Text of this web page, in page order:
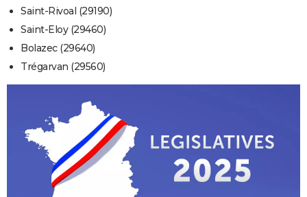
Saint-Rivoal (29190)
Saint-Eloy (29460)
Bolazec (29640)
Trégarvan (29560)